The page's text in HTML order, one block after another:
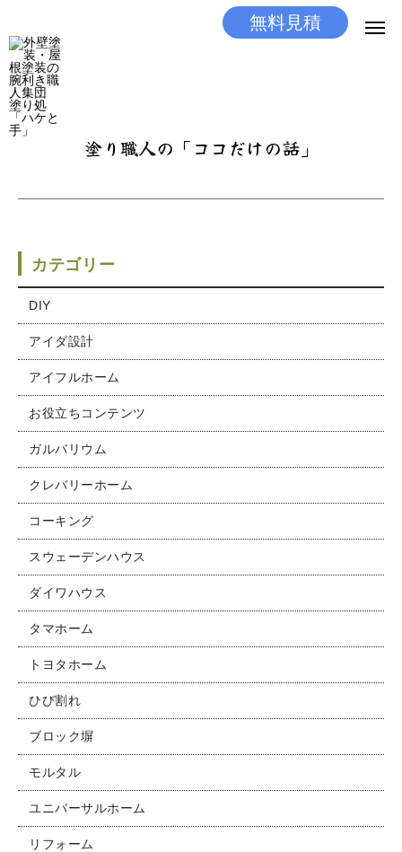
無料見積
塗り職人の「ココだけの話」
カテゴリー
DIY
アイダ設計
アイフルホーム
お役立ちコンテンツ
ガルバリウム
クレバリーホーム
コーキング
スウェーデンハウス
ダイワハウス
タマホーム
トヨタホーム
ひび割れ
ブロック塀
モルタル
ユニバーサルホーム
リフォーム
工事の流れ
施工実績
ココだけの話
お問い合わせ